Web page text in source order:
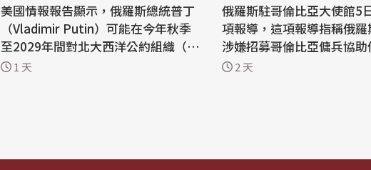
美國情報報告顯示，俄羅斯總統普丁
（Vladimir Putin）可能在今年秋季
至2029年間對北大西洋公約組織（N
ATO）成員國發動有限度攻擊，以試
1 天
俄羅斯駐哥倫比亞大使館5
項報導，這項報導指稱俄
涉嫌招募哥倫比亞傭兵協
克蘭作戰的網絡有關。 哥倫比亞新聞
2 天